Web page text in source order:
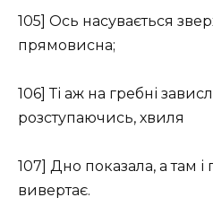
105] Ось насувається
прямовисна;
106] Ті аж на гребні
розступаючись, хвиля
107] Дно показала, а там і
вивертає.